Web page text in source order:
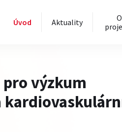
Úvod Aktuality
O
výzkum